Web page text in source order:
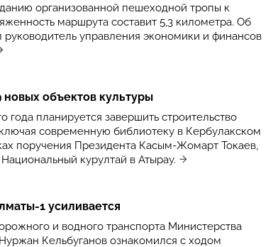
организованной пешеходной тропы к
маршрута составит 5,3 километра. Об
управления экономики и финансов
новых объектов культуры
года планируется завершить строительство
современную библиотеку в Кербулакском
поручения Президента Касым-Жомарт Токаев,
курултай в Атырау.
1 усиливается
и водного транспорта Министерства
Кельбуганов ознакомился с ходом